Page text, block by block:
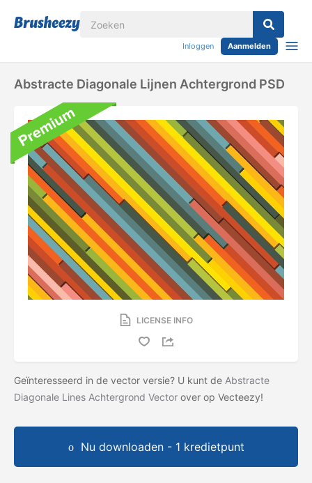
Inloggen Aanmelden
Abstracte Diagonale Lijnen Achtergrond PSD
LICENSE INFO
Geïnteresseerd in de vector versie? U kunt de Abstracte
Diagonale Lines Achtergrond Vector over op Vecteezy!
Nu downloaden - 1 kredietpunt